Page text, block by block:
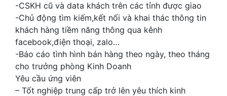
-CSKH cũ và data khách trên các tỉnh được giao
-Chủ động tìm kiếm,kết nối và khai thác thông tin
khách hàng tiềm năng thông qua kênh
facebook,điện thoại, zalo…
-Báo cáo tình hình bán hàng theo ngày, theo tháng
cho trưởng phòng Kinh Doanh
Yêu cầu ứng viên
– Tốt nghiệp trung cấp trở lên yêu thích kinh